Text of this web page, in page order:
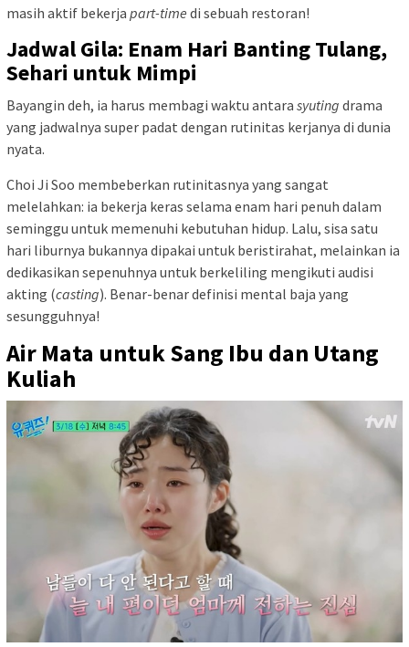
masih aktif bekerja part-time di sebuah restoran!
Jadwal Gila: Enam Hari Banting Tulang,
Sehari untuk Mimpi
Bayangin deh, ia harus membagi waktu antara syuting drama
yang jadwalnya super padat dengan rutinitas kerjanya di dunia
nyata.
Choi Ji Soo membeberkan rutinitasnya yang sangat
melelahkan: ia bekerja keras selama enam hari penuh dalam
seminggu untuk memenuhi kebutuhan hidup. Lalu, sisa satu
hari liburnya bukannya dipakai untuk beristirahat, melainkan ia
dedikasikan sepenuhnya untuk berkeliling mengikuti audisi
akting (casting). Benar-benar definisi mental baja yang
sesungguhnya!
Air Mata untuk Sang Ibu dan Utang
Kuliah